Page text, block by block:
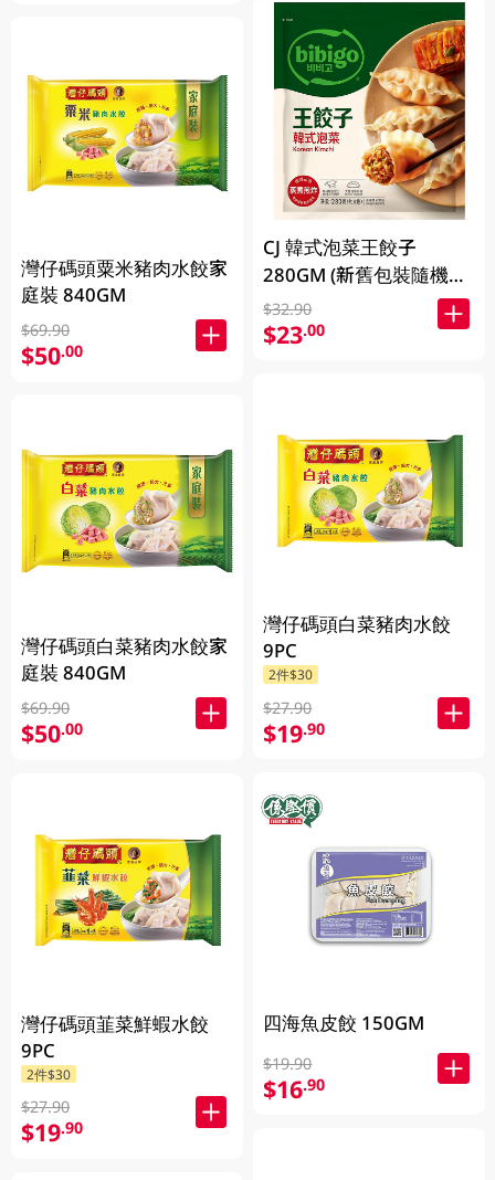
灣仔碼頭粟米豬肉水餃家
庭裝 840GM
$69.90
$50.00
灣仔碼頭白菜豬肉水餃家
庭裝 840GM
$69.90
$50.00
灣仔碼頭韮菜鮮蝦水餃
9PC
2件$30
$27.90
$19.90
CJ 韓式泡菜王餃子
280GM (新舊包裝隨機發
貨)
$32.90
$23.00
灣仔碼頭白菜豬肉水餃
9PC
2件$30
$27.90
$19.90
四海魚皮餃 150GM
$19.90
$16.90